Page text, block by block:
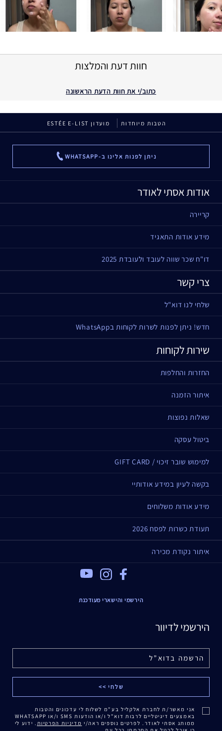
חוות דעת והמלצות
כתוב/י את חוות הדעת הראשונה
הטבות מיוחדות מועדון ESTÉE E-LIST
ניתן לפנות אלינו ב-WHATSAPP ...
אודות אסתי לאודר
קריירה
מידע אודות התאגיד
דו"ח שכר שווה לעובד ולעובדת 2025
צרי קשר
שלחי לנו דוא"ל
חדש! ניתן לפנות לשרות לקוחות בWhatsApp
שירות לקוחות
החזרות והחלפות
איתור הזמנה
שאלות נפוצות
ביטול עסקה
למימוש שובר זיכוי / GIFT CARD
בקשה לעיון במידע אודותיי
מידע אודות משלוחים
תעודת כשרות לפסח 2026
איתור נקודת מכירה
Facebook
הירשמי והישארי מעודכנת
הירשמי לדיוור
אני מאשר/ת לחברת אלקליל בע"מ לשלוח לי עדכונים והטבות
באמצעים דיגיטליים לרבות דוא"ל ו/או הודעות SMS ו/או WHATSAPP
ממותג אסתי לאודר. לפרטים נוספים ראה/י מדיניות הפרטיות . ידוע לי